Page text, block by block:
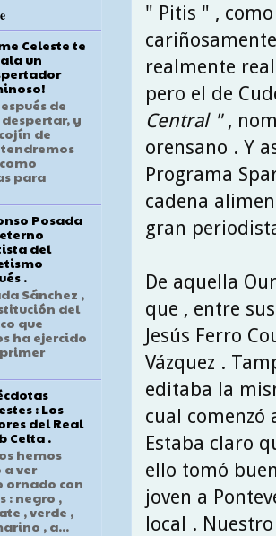
" Pitis " ,
realmente
pero el de
Central ",
orensano . Y
Programa
cadena
gran
De aquella
que , entre
Jesús Ferro
Vázquez .
editaba la
cual comenzó
Estaba claro
ello tomó
joven a
local .
Celeste te
un
de
y
de
tendremos
para
Posada
del
.
Sánchez ,
del
que
ha ejercido
: Los
del Real
Celta .
hemos
ver
ornado con
: negro ,
, verde ,
, a...